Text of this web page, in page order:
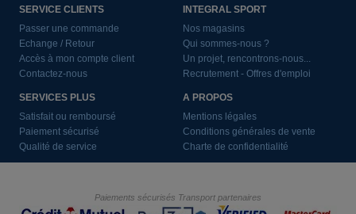
SERVICE CLIENTS
Passer une commande
Echange / Retour
Accès à mon compte client
Contactez-nous
SERVICES PLUS
Satisfait ou remboursé
Paiement sécurisé
Qualité de service
INTEGRAL SPORT
Nos magasins
Qui sommes-nous ?
Un projet, rencontrons-nous...
Recrutement - Offres d'emploi
A PROPOS
Mentions légales
Conditions générales de vente
Charte de confidentialité
Paiements sécurisés Transport partenaires